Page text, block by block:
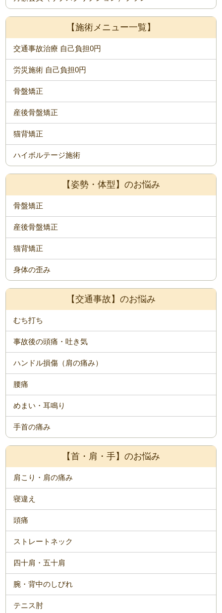
【施術メニュー一覧】
交通事故治療 自己負担0円
労災施術 自己負担0円
骨盤矯正
産後骨盤矯正
猫背矯正
ハイボルテージ施術
【姿勢・体型】のお悩み
骨盤矯正
産後骨盤矯正
猫背矯正
身体の歪み
【交通事故】のお悩み
むち打ち
事故後の頭痛・吐き気
ハンドル損傷（肩の痛み）
腰痛
めまい・耳鳴り
手首の痛み
【首・肩・手】のお悩み
肩こり・肩の痛み
寝違え
頭痛
ストレートネック
四十肩・五十肩
腕・背中のしびれ
テニス肘